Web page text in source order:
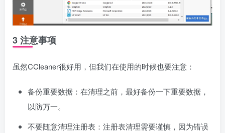
3 注意事项
虽然CCleaner很好用，但我们在使用的时候也要注意：
备份重要数据：在清理之前，最好备份一下重要数据，
以防万一。
不要随意清理注册表：注册表清理需要谨慎，因为错误